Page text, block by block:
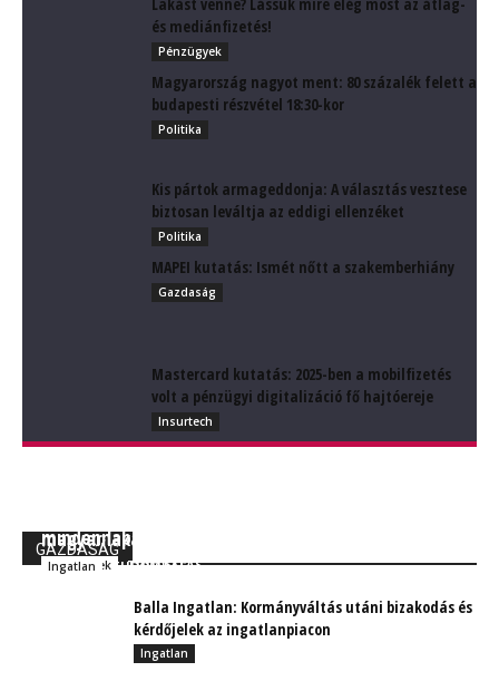
és mediánfizetés!
Pénzügyek
Magyarország nagyot ment: 80 százalék felett a
budapesti részvétel 18:30-kor
Politika
Kis pártok armageddonja: A választás vesztese
biztosan leváltja az eddigi ellenzéket
Politika
MAPEI kutatás: Ismét nőtt a szakemberhiány
Gazdaság
Mastercard kutatás: 2025-ben a mobilfizetés
volt a pénzügyi digitalizáció fő hajtóereje
Insurtech
GAZDASÁG
mindennapokhoz?
Pénzügyek TUDÓSÍTÁS
magyar lakásárakkal
Ingatlan TUDÓSÍTÁS
Balla Ingatlan: Kormányváltás utáni bizakodás és
kérdőjelek az ingatlanpiacon
Ingatlan